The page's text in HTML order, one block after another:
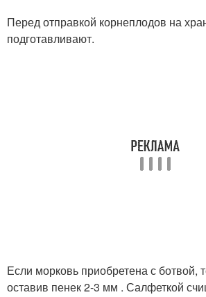
Перед отправкой корнеплодов на
подготавливают.
Если морковь приобретена с ботвой,
оставив пенек 2-3 мм . Салфеткой